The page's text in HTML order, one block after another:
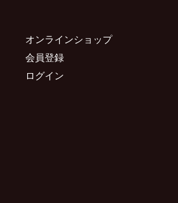
オンラインショップ
会員登録
ログイン